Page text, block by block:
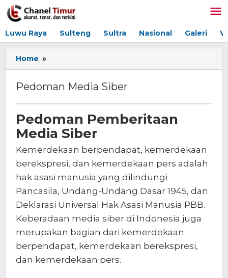
Lewati
ke
Luwu Raya Sulteng Sultra Nasional Galeri
Home »
Media
Pedoman Media Siber
16/10/2020
oleh
admin
Pedoman Pemberitaan
Media Siber
Kemerdekaan berpendapat, kemerdekaan
berekspresi, dan kemerdekaan pers adalah
hak asasi manusia yang dilindungi
Pancasila, Undang-Undang Dasar 1945, dan
Deklarasi Universal Hak Asasi Manusia PBB.
Keberadaan media siber di Indonesia juga
merupakan bagian dari kemerdekaan
berpendapat, kemerdekaan berekspresi,
dan kemerdekaan pers.